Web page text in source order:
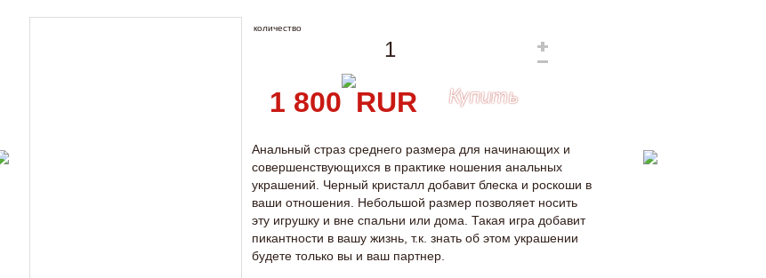
количество
1 800 Купить
Анальный страз среднего размера для начинающих и
совершенствующихся в практике ношения анальных
украшений. Черный кристалл добавит блеска и роскоши в
ваши отношения. Небольшой размер позволяет носить
эту игрушку и вне спальни или дома. Такая игра добавит
пикантности в вашу жизнь, т.к. знать об этом украшении
будете только вы и ваш партнер.